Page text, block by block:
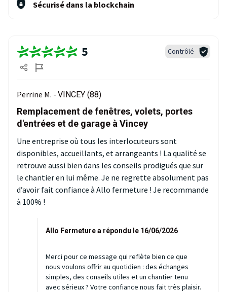
Sécurisé dans la blockchain
5 Contrôlé
Perrine M. - VINCEY (88)
Remplacement de fenêtres, volets, portes
d'entrées et de garage à Vincey
Une entreprise où tous les interlocuteurs sont
disponibles, accueillants, et arrangeants ! La qualité se
retrouve aussi bien dans les conseils prodigués que sur
le chantier en lui même. Je ne regrette absolument pas
d’avoir fait confiance à Allo fermeture ! Je recommande
à 100% !
Allo Fermeture a répondu le 16/06/2026
Merci pour ce message qui reflète bien ce que
nous voulons offrir au quotidien : des échanges
simples, des conseils utiles et un chantier tenu
avec sérieux ? Votre confiance nous fait très plaisir.